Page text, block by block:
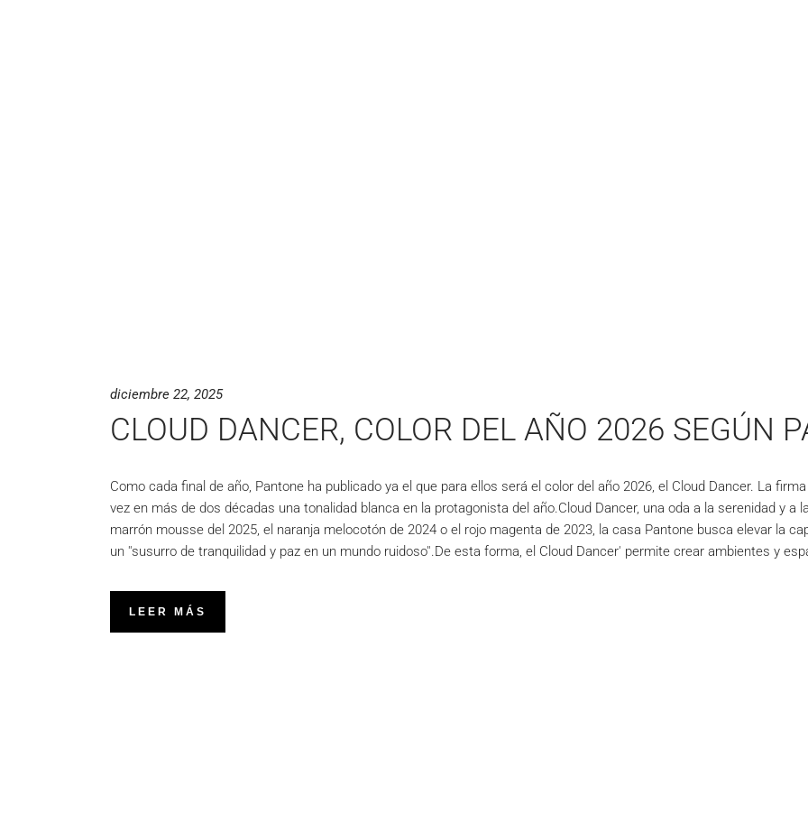
diciembre 22, 2025
CLOUD DANCER, COLOR DEL AÑO 2026 SEGÚN
Como cada final de año, Pantone ha publicado ya el que para ellos será el color del año 2026, el Cloud Dancer. La
vez en más de dos décadas una tonalidad blanca en la protagonista del año.Cloud Dancer, una oda a la serenidad y a
marrón mousse del 2025, el naranja melocotón de 2024 o el rojo magenta de 2023, la casa Pantone busca elevar la
un ''susurro de tranquilidad y paz en un mundo ruidoso''.De esta forma, el Cloud Dancer' permite crear ambientes y
LEER MÁS